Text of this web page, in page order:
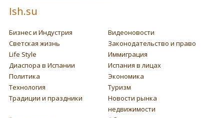
Ish.su
Бизнес и Индустрия
Видеоновости
Светская жизнь
Законодательство и право
Life Style
Иммиграция
Диаспора в Испании
Испания в лицах
Политика
Экономика
Технология
Туризм
Традиции и праздники
Новости рынка
недвижимости